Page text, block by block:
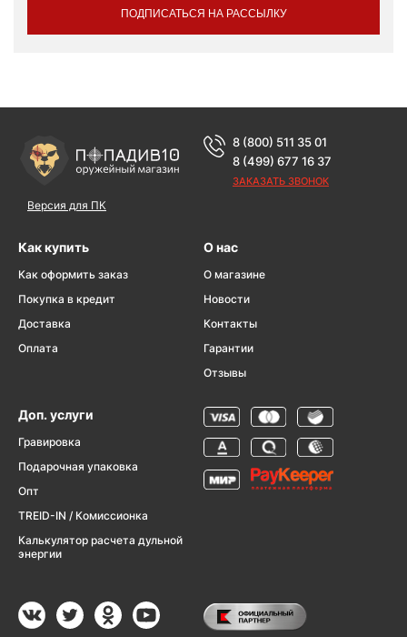
ПОДПИСАТЬСЯ НА РАССЫЛКУ
Версия для ПК
8 (800) 511 35 01
8 (499) 677 16 37
ЗАКАЗАТЬ ЗВОНОК
Как купить
Как оформить заказ
Покупка в кредит
Доставка
Оплата
О нас
О магазине
Новости
Контакты
Гарантии
Отзывы
Доп. услуги
Гравировка
Подарочная упаковка
Опт
TREID-IN / Комиссионка
Калькулятор расчета дульной
энергии